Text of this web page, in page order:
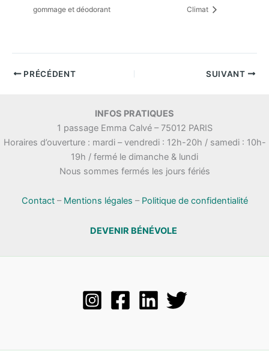
gommage et déodorant
Climat
PRÉCÉDENT SUIVANT
INFOS PRATIQUES
1 passage Emma Calvé – 75012 PARIS
Horaires d’ouverture : mardi – vendredi : 12h-20h / samedi : 10h-
19h / fermé le dimanche & lundi
Nous sommes fermés les jours fériés
Contact– Mentions légales – Politique de confidentialité
DEVENIR BÉNÉVOLE